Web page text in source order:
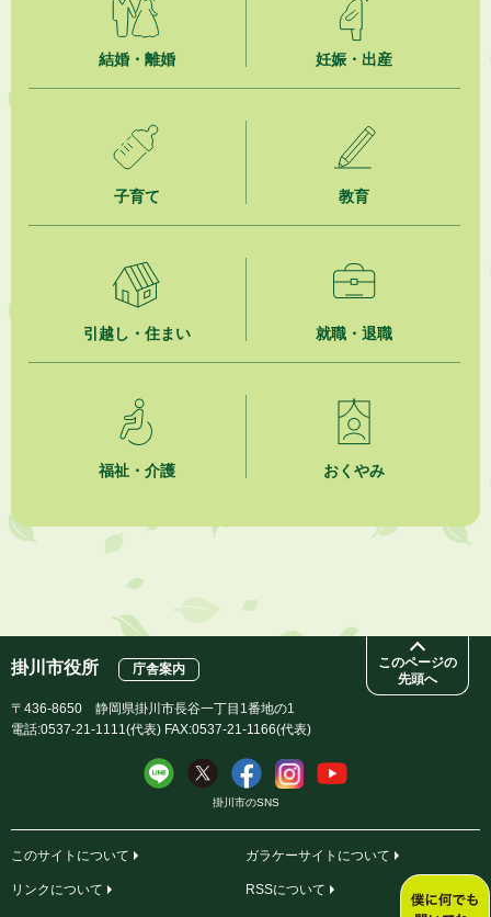
2026年8月6日
ジュビロ磐田（情報提供・お知らせ）
【日本DX大賞2026】ポスターセッション最優秀賞を受賞しました！
2026年8月4日
市民の勇気ある応急手当に感謝状を贈呈しました
夏季休暇期間 開業医等診療予定
企業版ふるさと納税（地方創生応援税制）のお願い
結婚・離婚 妊娠・出産
子育て 教育
引越し・住まい 就職・退職
福祉・介護 おくやみ
このページの
先頭へ
掛川市役所 庁舎案内
〒436-8650 静岡県掛川市長谷一丁目1番地の1
電話:0537-21-1111(代表) FAX:0537-21-1166(代表)
掛川市のSNS
このサイトについて ガラケーサイトについて
リンクについて RSSについて